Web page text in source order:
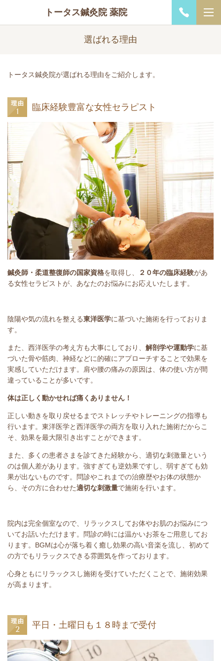
トータス鍼灸院 薬院
選ばれる理由
トータス鍼灸院が選ばれる理由をご紹介します。
臨床経験豊富な女性セラピスト
鍼灸師・柔道整復師の国家資格を取得し、 ２０年の臨床経験があ
る女性セラピストが、あなたのお悩みにお応えいたします。
陰陽や気の流れを整える東洋医学に基づいた施術を行っておりま
す。
また、西洋医学の考え方も大事にしており、 解剖学や運動学に基
づいた骨や筋肉、神経などに的確にアプローチすることで効果を
実感していただけます。肩や腰の痛みの原因は、体の使い方が間
違っていることが多いです。
体は正しく動かせれば痛くありません！
正しい動きを取り戻せるまでストレッチやトレーニングの指導も
行います。東洋医学と西洋医学の両方を取り入れた施術だからこ
そ、効果を最大限引き出すことができます。
また、多くの患者さまを診てきた経験から、適切な刺激量という
のは個人差があります。強すぎても逆効果ですし、弱すぎても効
果が出ないものです。問診やこれまでの治療歴やお体の状態か
ら、その方に合わせた適切な刺激量で施術を行います。
院内は完全個室なので、リラックスしてお体やお肌のお悩みにつ
いてお話いただけます。問診の時には温かいお茶をご用意してお
ります。BGMは心が落ち着く癒し効果の高い音楽を流し、初めて
の方でもリラックスできる雰囲気を作っております。
心身ともにリラックスし施術を受けていただくことで、施術効果
が高まります。
平日・土曜日も１８時まで受付